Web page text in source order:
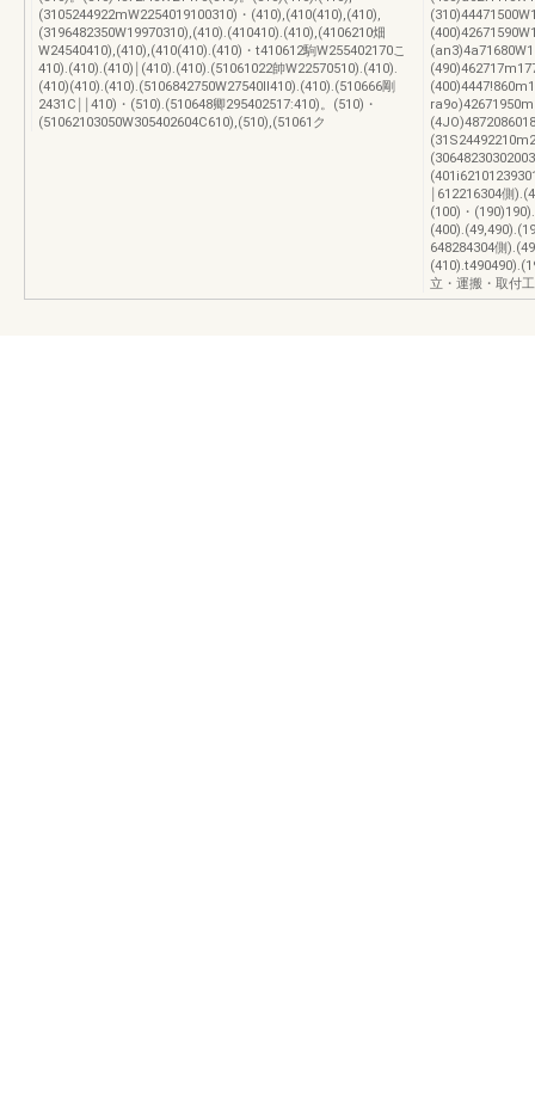
(3105244922mW2254019100310)・(410),(410(410),(410),
(3196482350W19970310),(410).(410410).(410),(4106210畑
W24540410),(410),(410(410).(410)・t410612駒W255402170こ
410).(410).(410)￨(410).(410).(51061022帥W22570510).(410).
(410)(410).(410).(5106842750W27540ll410).(410).(510666剛
2431C￨￨410)・(510).(510648卿295402517:410)。(510)・
(51062103050W305402604C610),(510),(51061ク
￨612216304側
(100)・
648284304側
立・運搬・取付